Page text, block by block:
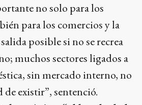
posible si no se recrea
muchos sectores ligados a
sin mercado interno, no
existir”, sentenció.
“al borde de la